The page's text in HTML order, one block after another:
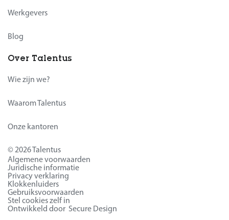
Werkgevers
Blog
Over Talentus
Wie zijn we?
Waarom Talentus
Onze kantoren
© 2026 Talentus
Algemene voorwaarden
Juridische informatie
Privacy verklaring
Klokkenluiders
Gebruiksvoorwaarden
Stel cookies zelf in
Ontwikkeld door Secure Design